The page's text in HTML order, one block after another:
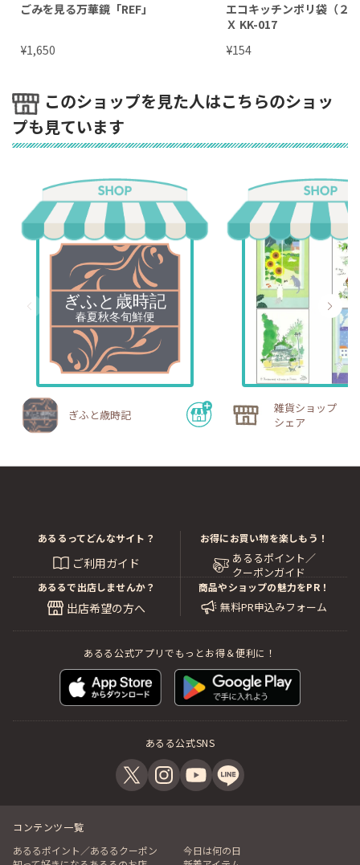
ごみを見る万華鏡「REF」
¥1,650
エコキッチンポリ袋（２
Ｘ KK-017
¥154
このショップを見た人はこちらのショッ
プも見ています
ぎふと歳時記
雑貨ショップ ハ
シェア
あるるってどんなサイト？
ご利用ガイド
お得にお買い物を楽しもう！
あるるポイント／
クーポンガイド
出店希望の方へ
あるる公式アプリでもっとお得＆便利に！
あるる公式SNS